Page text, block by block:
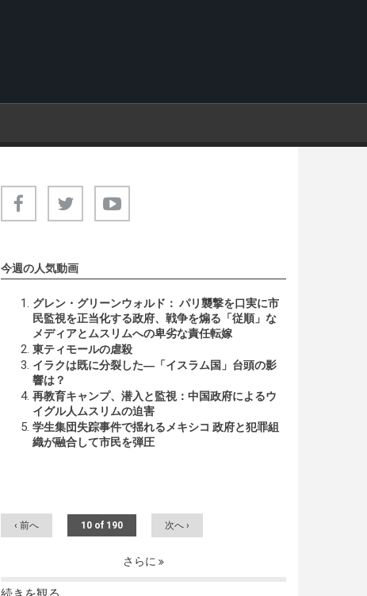
今週の人気動画
グレン・グリーンウォルド： パリ襲撃を口実に市
民監視を正当化する政府、戦争を煽る「従順」な
メディアとムスリムへの卑劣な責任転嫁
東ティモールの虐殺
イラクは既に分裂した―「イスラム国」台頭の影
響は？
再教育キャンプ、潜入と監視：中国政府によるウ
イグル人ムスリムの迫害
学生集団失踪事件で揺れるメキシコ 政府と犯罪組
織が融合して市民を弾圧
‹ 前へ 10 of 190 次へ ›
さらに